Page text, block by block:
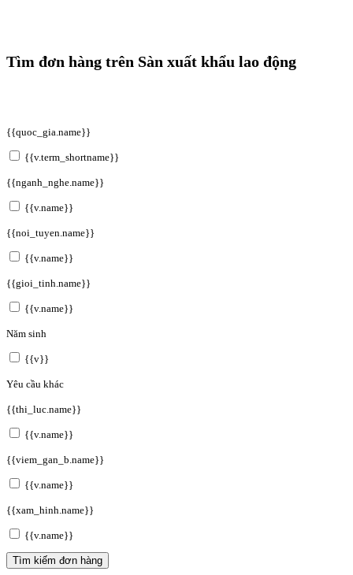
Tìm đơn hàng trên Sàn xuất khẩu lao động
{{quoc_gia.name}}
{{v.term_shortname}}
{{nganh_nghe.name}}
{{v.name}}
{{noi_tuyen.name}}
{{v.name}}
{{gioi_tinh.name}}
{{v.name}}
Năm sinh
{{v}}
Yêu cầu khác
{{thi_luc.name}}
{{v.name}}
{{viem_gan_b.name}}
{{v.name}}
{{xam_hinh.name}}
{{v.name}}
Tìm kiếm đơn hàng